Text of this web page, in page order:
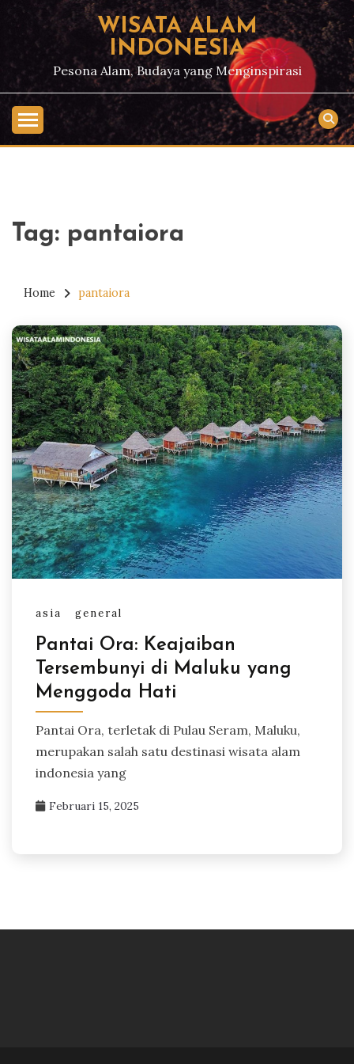
Skip
content
WISATA ALAM
INDONESIA
Pesona Alam, Budaya yang Menginspirasi
Tag: pantaiora
Home pantaiora
asia general
Pantai Ora: Keajaiban
Tersembunyi di Maluku yang
Menggoda Hati
Pantai Ora, terletak di Pulau Seram, Maluku,
merupakan salah satu destinasi wisata alam
indonesia yang
Februari 15, 2025